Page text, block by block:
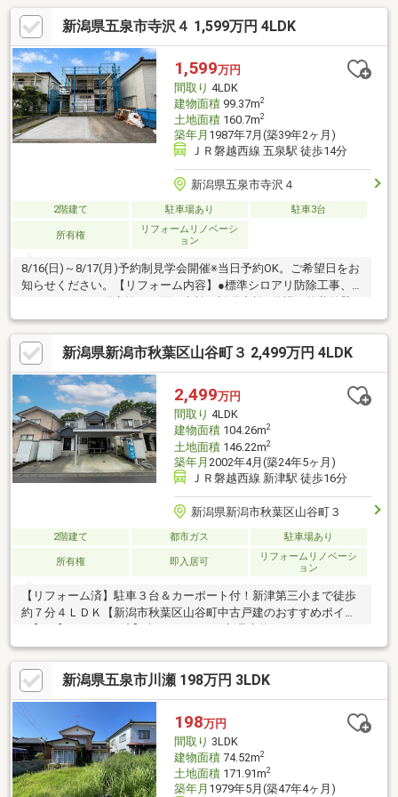
換、トイレ交換、洗面化粧台交換●内装床材上張り、クロス張替
え、畳表替え、障子・襖張替え●その他設備給湯器交換、インタ
ーホン設置、火災警報器設置、照明器具交換【おすすめポイン
ト】・本物件は条件により住宅ローン減税が適用されます。
新潟県五泉市寺沢４ 1,599万円 4LDK
1,599万円
間取り 4LDK
建物面積99.37m2
土地面積160.7m2
築年月 1987年7月(築39年2ヶ月)
ＪＲ磐越西線 五泉駅 徒歩14分
新潟県五泉市寺沢４
2階建て 駐車場あり 駐車3台
所有権
リフォームリノベーシ
ョン
8/16(日)～8/17(月)予約制見学会開催※当日予約OK。ご希望日をお
知らせください。【リフォーム内容】●標準シロアリ防除工事、
塗装、植栽剪定、車庫解体●水回りシステムキッチン交換、ユニ
ットバス交換、トイレ交換、洗面化粧台交換●内装床材上張り、
クロス張替え、畳表替え、障子・襖張替え●その他設備給湯器交
換、インターホン設置、火災警報器設置、照明器具交換【おすす
めポイント】・本物件は条件により住宅ローン減税が適用されま
す。
新潟県新潟市秋葉区山谷町３ 2,499万円 4LDK
2,499万円
間取り 4LDK
建物面積104.26m2
土地面積146.22m2
築年月 2002年4月(築24年5ヶ月)
ＪＲ磐越西線 新津駅 徒歩16分
新潟県新潟市秋葉区山谷町３
2階建て 都市ガス 駐車場あり
所有権 即入居可
リフォームリノベーシ
ョン
【リフォーム済】駐車３台＆カーポート付！新津第三小まで徒歩
約７分４ＬＤＫ【新潟市秋葉区山谷町中古戸建のおすすめポイン
安心♪シロアリ保証付き住宅！■家族の未来を見据えたゆとりの
4LDK♪ライフスタイルの変化にも柔軟に対応できる住まい！■ゆと
りある駐車スペースと前面道路6m。暮らしにゆとりをもたらす住
環境♪【小中学校】新津第三小学校 約450ｍ新津第一中学校 約
新潟県五泉市川瀬 198万円 3LDK
198万円
間取り 3LDK
建物面積74.52m2
土地面積171.91m2
築年月 1979年5月(築47年4ヶ月)